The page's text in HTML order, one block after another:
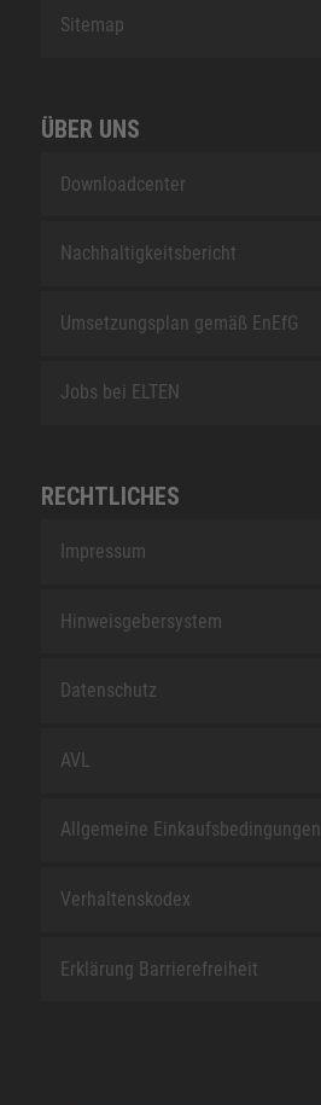
Sitemap
ÜBER UNS
Downloadcenter
Nachhaltigkeitsbericht
Umsetzungsplan gemäß EnEfG
Jobs bei ELTEN
RECHTLICHES
Impressum
Hinweisgebersystem
Datenschutz
AVL
Allgemeine Einkaufsbedingungen
Verhaltenskodex
Erklärung Barrierefreiheit